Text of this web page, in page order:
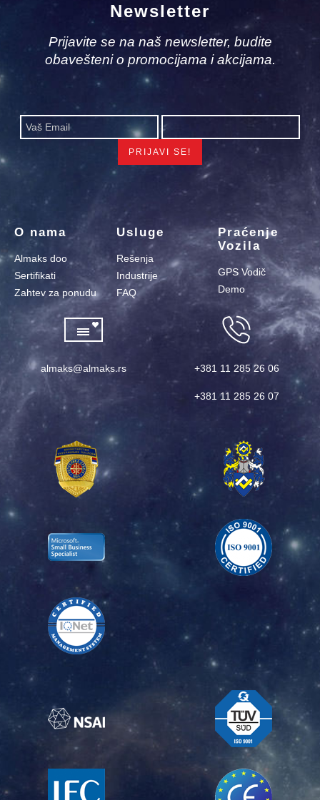
Newsletter
Prijavite se na naš newsletter, budite
obavešteni o promocijama i akcijama.
O nama
Almaks doo
Sertifikati
Zahtev za ponudu
Usluge
Rešenja
Industrije
FAQ
Praćenje
Vozila
GPS Vodič
Demo
almaks@almaks.rs +381 11 285 26 06
+381 11 285 26 07